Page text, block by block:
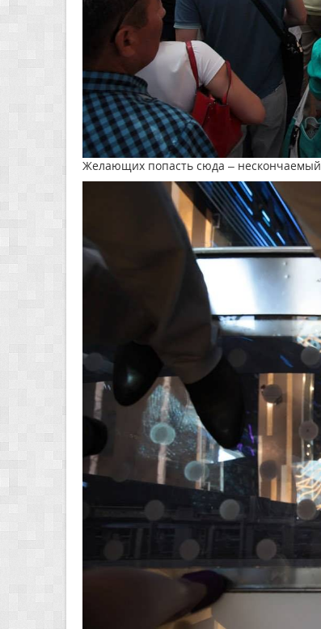
Желающих попасть сюда – нескончаемый